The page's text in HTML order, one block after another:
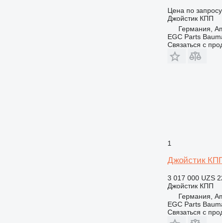
Цена по запросу
Джойстик КПП
Германия,
EGC Parts
Связаться с
1
Джойстик
3 017 000 UZS
Джойстик КПП
Германия,
EGC Parts
Связаться с